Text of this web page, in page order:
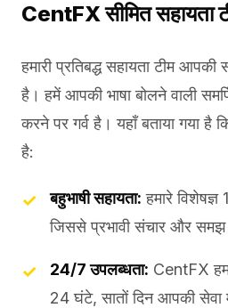
CentFX सीमित सहायता
हमारी प्रतिबद्ध सहायता टीम
है। हमें आपकी भाषा बोलने वाली
करने पर गर्व है। यहाँ बताया गया है
है:
बहुभाषी सहायता: हमारे विशेषज्ञ
जिससे प्रभावी संचार और समझ
24/7 उपलब्धता: CentFX
24 घंटे, सातों दिन आपकी सेवा